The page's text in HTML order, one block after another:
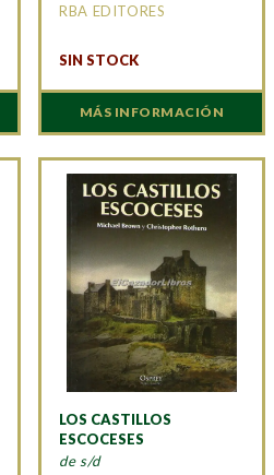
RBA EDITORES
SIN STOCK
MÁS INFORMACIÓN
LOS CASTILLOS
ESCOCESES
de s/d